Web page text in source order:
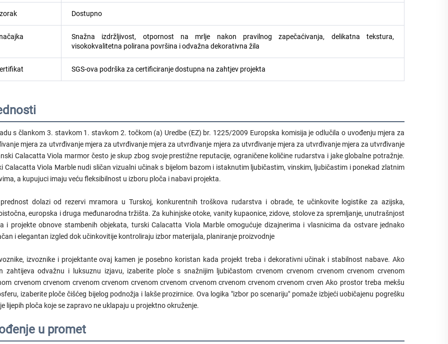
Dostupno
Snažna izdržljivost, otpornost na mrlje nakon pravilnog zapečaćivanja, delikatna tekstura,
visokokvalitetna polirana površina i odvažna dekorativna žila
SGS-ova podrška za certificiranje dostupna na zahtjev projekta
s člankom 3. stavkom 1. stavkom 2. točkom (a) Uredbe (EZ) br. 1225/2009 Europska komisija je odlučila o uvođenju mjera za
mjera za utvrđivanje mjera za utvrđivanje mjera za utvrđivanje mjera za utvrđivanje mjera za utvrđivanje mjera za utvrđivanje
Calacatta Viola marmor često je skup zbog svoje prestižne reputacije, ograničene količine rudarstva i jake globalne potražnje.
Calacatta Viola Marble nudi sličan vizualni učinak s bijelom bazom i istaknutim ljubičastim, vinskim, ljubičastim i ponekad zlatnim
a kupujuci imaju veću fleksibilnost u izboru ploča i nabavi projekta.
dolazi od rezervi mramora u Turskoj, konkurentnih troškova rudarstva i obrade, te učinkovite logistike za azijska,
europska i druga međunarodna tržišta. Za kuhinjske otoke, vanity kupaonice, zidove, stolove za spremljanje, unutrašnjost
i projekte obnove stambenih objekata, turski Calacatta Viola Marble omogućuje dizajnerima i vlasnicima da ostvare jednako
i elegantan izgled dok učinkovitije kontroliraju izbor materijala, planiranje proizvodnje
izvoznike i projektante ovaj kamen je posebno koristan kada projekt treba i dekorativni učinak i stabilnost nabave. Ako
zahtijeva odvažnu i luksuznu izjavu, izaberite ploče s snažnijim ljubičastom crvenom crvenom crvenom crvenom crvenom
crvenom crvenom crvenom crvenom crvenom crvenom crvenom crvenom crvenom crvenom crven Ako prostor treba mekšu
izaberite ploče čišćeg bijelog podnožja i lakše prozirnice. Ova logika "izbor po scenariju" pomaže izbjeći uobičajenu pogrešku
lijepih ploča koje se zapravo ne uklapaju u projektno okruženje.
u promet